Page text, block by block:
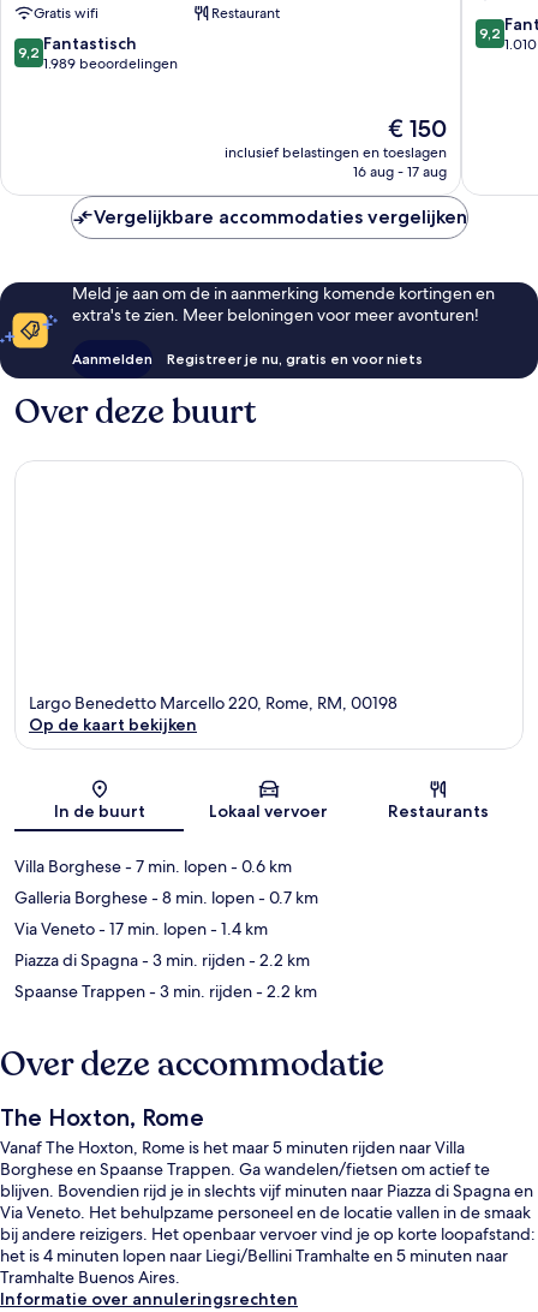
Rome
Gratis wifi
Restaurant
9.2
van
9,2 Fantastisch
1.989 beoordelingen
De
prijs
is
€ 150
inclusief belastingen en toeslagen
16 aug - 17 aug
9.2
van
9,2
Vergelijkbare accommodaties vergelijken
Meld je aan om de in aanmerking komende kortingen en
extra's te zien. Meer beloningen voor meer avonturen!
Aanmelden Registreer je nu, gratis en voor niets
Over deze buurt
Kaart
Largo Benedetto Marcello 220, Rome, RM, 00198
Op de kaart bekijken
In de buurt Lokaal vervoer Restaurants
Villa Borghese- 7 min. lopen- 0.6 km
Galleria Borghese- 8 min. lopen- 0.7 km
Via Veneto- 17 min. lopen- 1.4 km
Piazza di Spagna- 3 min. rijden- 2.2 km
Spaanse Trappen- 3 min. rijden- 2.2 km
Over deze accommodatie
The Hoxton, Rome
Vanaf The Hoxton, Rome is het maar 5 minuten rijden naar Villa
Borghese en Spaanse Trappen. Ga wandelen/fietsen om actief te
blijven. Bovendien rijd je in slechts vijf minuten naar Piazza di Spagna en
Via Veneto. Het behulpzame personeel en de locatie vallen in de smaak
bij andere reizigers. Het openbaar vervoer vind je op korte loopafstand:
het is 4 minuten lopen naar Liegi/Bellini Tramhalte en 5 minuten naar
Tramhalte Buenos Aires.
Informatie over annuleringsrechten